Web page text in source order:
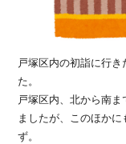
戸塚区内の初詣に行
た。
戸塚区内、北から南
ましたが、このほか
ず。